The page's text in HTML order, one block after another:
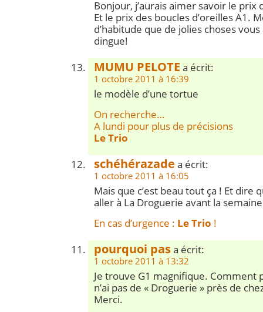
Bonjour, j’aurais aimer savoir le prix
Et le prix des boucles d’oreilles A1.
d’habitude que de jolies choses
dingue!
MUMU PELOTE a écrit:
1 octobre 2011 à 16:39
le modèle d’une tortue
On recherche…
A lundi pour plus de précisions
Le Trio
schéhérazade a écrit:
1 octobre 2011 à 16:05
Mais que c’est beau tout ça ! Et dire
aller à La Droguerie avant la
En cas d’urgence : Le Trio !
pourquoi pasa écrit:
1 octobre 2011 à 13:32
Je trouve G1 magnifique. Comment
n’ai pas de « Droguerie » près de
Merci.